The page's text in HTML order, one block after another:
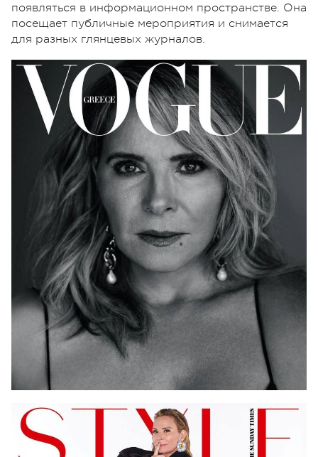
появляться в информационном пространстве. Она
посещает публичные мероприятия и снимается
для разных глянцевых журналов.